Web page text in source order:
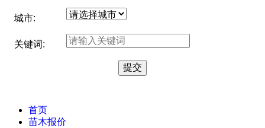
城市:
关键词:
首页
苗木报价